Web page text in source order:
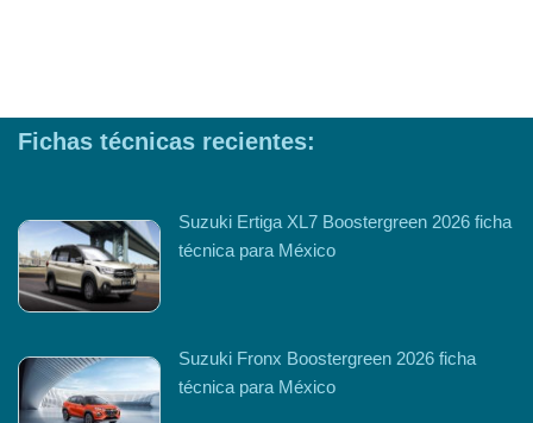
Fichas técnicas recientes:
Suzuki Ertiga XL7 Boostergreen 2026 ficha
técnica para México
Suzuki Fronx Boostergreen 2026 ficha
técnica para México